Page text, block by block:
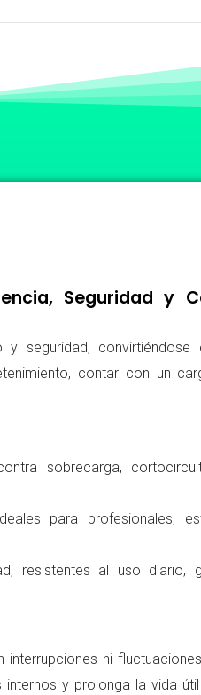
Seguridad y
y seguridad,
contar con un
sobrecarga,
para profesionales,
resistentes al uso diario,
ni
y prolonga la vida